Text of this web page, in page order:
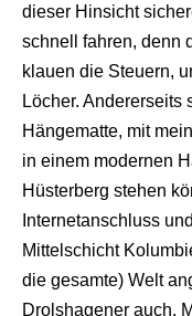
dieser Hinsicht
schnell fahren, denn
klauen die Steuern,
Löcher.
Hängematte, mit
in einem modernen
Hüsterberg stehen
Internetanschluss
Mittelschicht
die gesamte) Welt
Drolshagener auch.